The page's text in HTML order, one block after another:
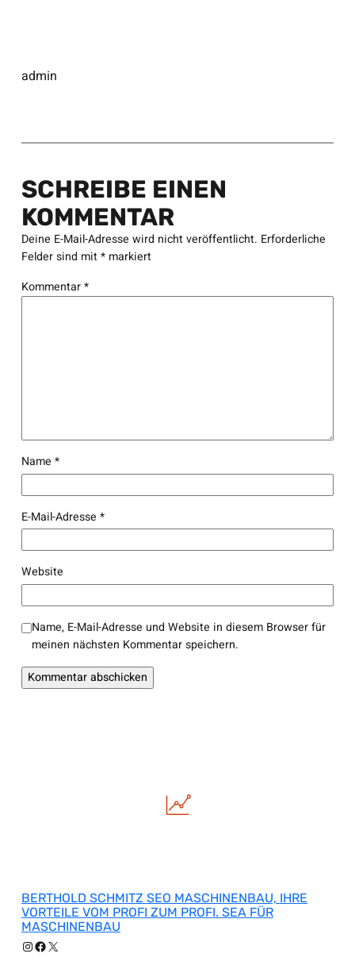
admin
SCHREIBE EINEN
KOMMENTAR
Deine E-Mail-Adresse wird nicht veröffentlicht. Erforderliche
Felder sind mit*markiert
Kommentar*
Name *
E-Mail-Adresse *
Website
Name, E-Mail-Adresse und Website in diesem Browser für
meinen nächsten Kommentar speichern.
BERTHOLD SCHMITZ SEO MASCHINENBAU, IHRE
VORTEILE VOM PROFI ZUM PROFI. SEA FÜR
MASCHINENBAU
Instagram
Facebook
X